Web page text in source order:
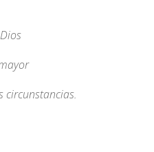
circunstancias.